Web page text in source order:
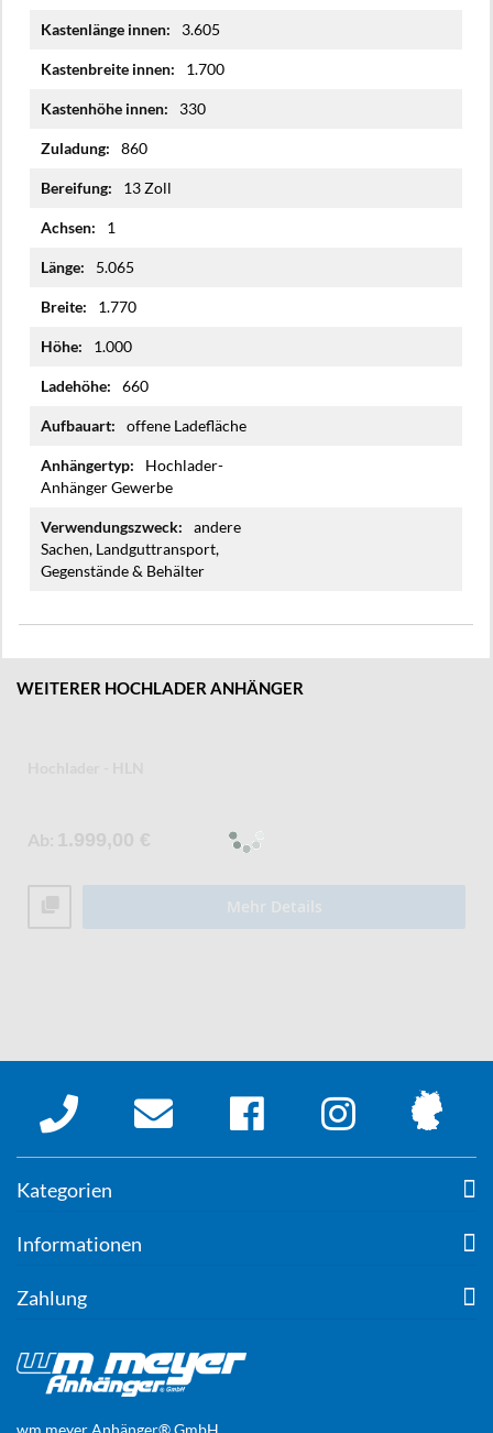
3.605
1.700
330
860
13 Zoll
1
5.065
1.770
1.000
660
offene Ladefläche
Hochlader-
Anhänger Gewerbe
andere
Sachen, Landguttransport,
Gegenstände & Behälter
WEITERER HOCHLADER ANHÄNGER
Mehr Details
Kategorien
Informationen
Zahlung